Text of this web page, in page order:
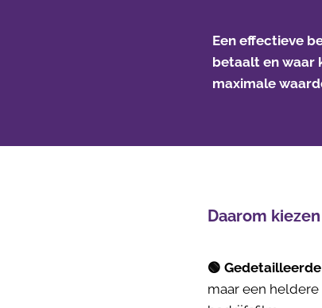
Een effectieve
betaalt en waar
maximale
Daarom
🟢
maar een